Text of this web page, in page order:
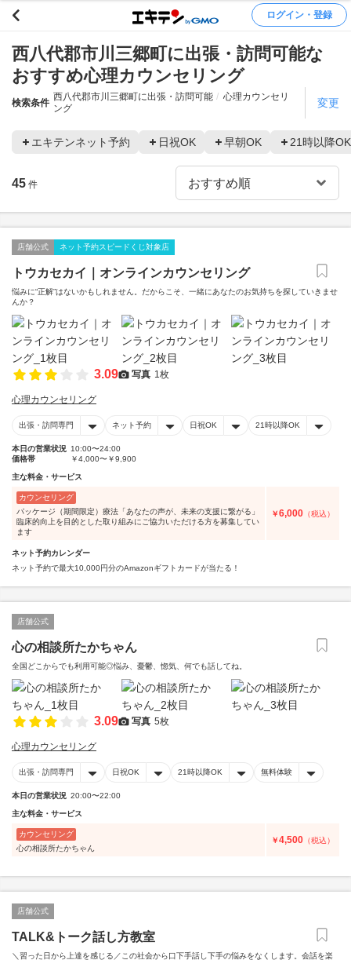
ログイン・登録
西八代郡市川三郷町に出張・訪問可能な
おすすめ心理カウンセリング
検索条件
西八代郡市川三郷町に出張・訪問可能
心理カウンセリ
ング
変更
エキテンネット予約 日祝OK 早朝OK 21時以降OK
45 件
店舗公式 ネット予約スピードくじ対象店
トウカセカイ｜オンラインカウンセリング
悩みに“正解”はないかもしれません。だからこそ、一緒にあなたのお気持ちを探していきませ
んか？
3.09 写真 1枚
心理カウンセリング
出張・訪問専門 ネット予約 日祝OK 21時以降OK
本日の営業状況 10:00〜24:00
価格帯
￥4,000〜￥9,900
主な料金・サービス
カウンセリング
パッケージ（期間限定）療法「あなたの声が、未来の支援に繋がる」
臨床的向上を目的とした取り組みにご協力いただける方を募集してい
ます
￥6,000 （税込）
ネット予約カレンダー
ネット予約で最大10,000円分のAmazonギフトカードが当たる！
店舗公式
心の相談所たかちゃん
全国どこからでも利用可能◎悩み、憂鬱、惚気、何でも話してね。
3.09 写真 5枚
心理カウンセリング
出張・訪問専門 日祝OK 21時以降OK 無料体験
本日の営業状況 20:00〜22:00
主な料金・サービス
カウンセリング
心の相談所たかちゃん
￥4,500 （税込）
店舗公式
TALK&トーク話し方教室
＼習った日から上達を感じる／この社会から口下手話し下手の悩みをなくします。会話を楽